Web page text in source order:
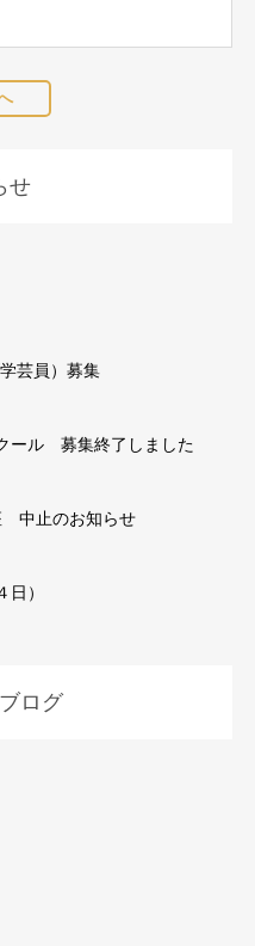
せ
芸員）募集
ール 募集終了しました
中止のお知らせ
）
ログ